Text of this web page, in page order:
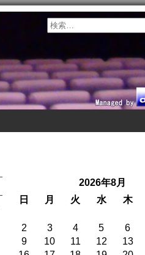
2026年8月
日
月 火 水 木
2
3 4 5 6
9
10 11 12 13